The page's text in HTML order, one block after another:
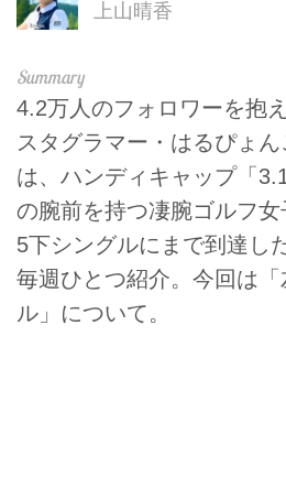
上山晴香
4.2万人のフォロワーを抱
スタグラマー・はるぴょ
は、ハンディキャップ「
の腕前を持つ凄腕ゴルフ
5下シングルにまで到達し
毎週ひとつ紹介。今回は「
ル」について。